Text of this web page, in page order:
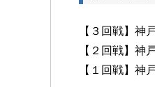
【３回戦】神
【２回戦】神
【１回戦】神